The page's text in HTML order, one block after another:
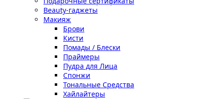
Beauty-гаджеты
Макияж
Брови
Кисти
Помады / Блески
Праймеры
Пудра для Лица
Спонжи
Тональные Средства
Хайлайтеры